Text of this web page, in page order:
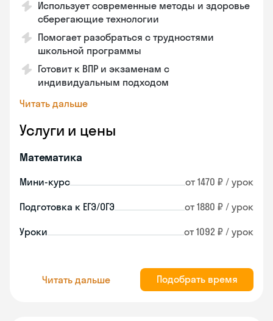
Использует современные методы и здоровье
сберегающие технологии
Помогает разобраться с трудностями
школьной программы
Готовит к ВПР и экзаменам с
индивидуальным подходом
Читать дальше
Услуги и цены
Математика
Мини-курс от 1470 ₽ / урок
Подготовка к ЕГЭ/ОГЭ от 1880 ₽ / урок
Уроки от 1092 ₽ / урок
Читать дальше Подобрать время